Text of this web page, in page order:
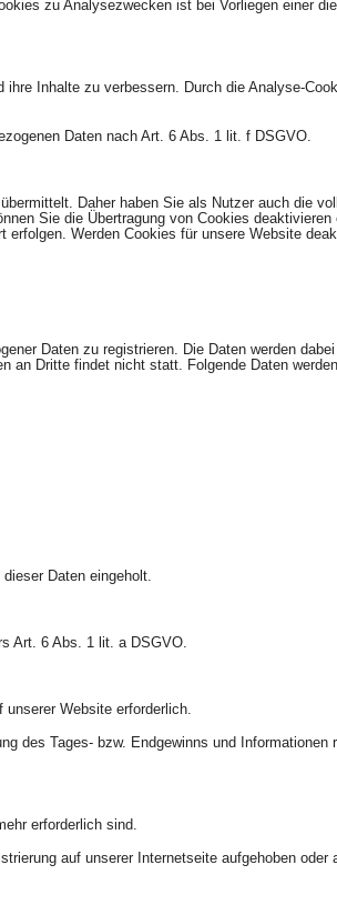
zu Analysezwecken ist bei Vorliegen einer
Inhalte zu verbessern. Durch die Analyse-
Daten nach Art. 6 Abs. 1 lit. f DSGVO.
Daher haben Sie als Nutzer auch die
Sie die Übertragung von Cookies deaktivieren
Werden Cookies für unsere Website
Daten zu registrieren. Die Daten werden
an Dritte findet nicht statt. Folgende Daten
Daten eingeholt.
Art. 6 Abs. 1 lit. a DSGVO.
Website erforderlich.
des Tages- bzw. Endgewinns und Informationen
erforderlich sind.
auf unserer Internetseite aufgehoben oder